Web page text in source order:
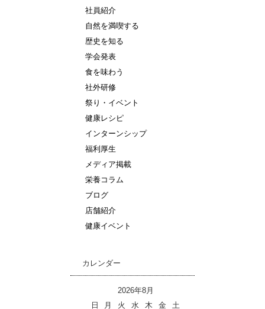
社員紹介
自然を満喫する
歴史を知る
学会発表
食を味わう
社外研修
祭り・イベント
健康レシピ
インターンシップ
福利厚生
メディア掲載
栄養コラム
ブログ
店舗紹介
健康イベント
カレンダー
2026年8月
日
月 火 水 木 金
土